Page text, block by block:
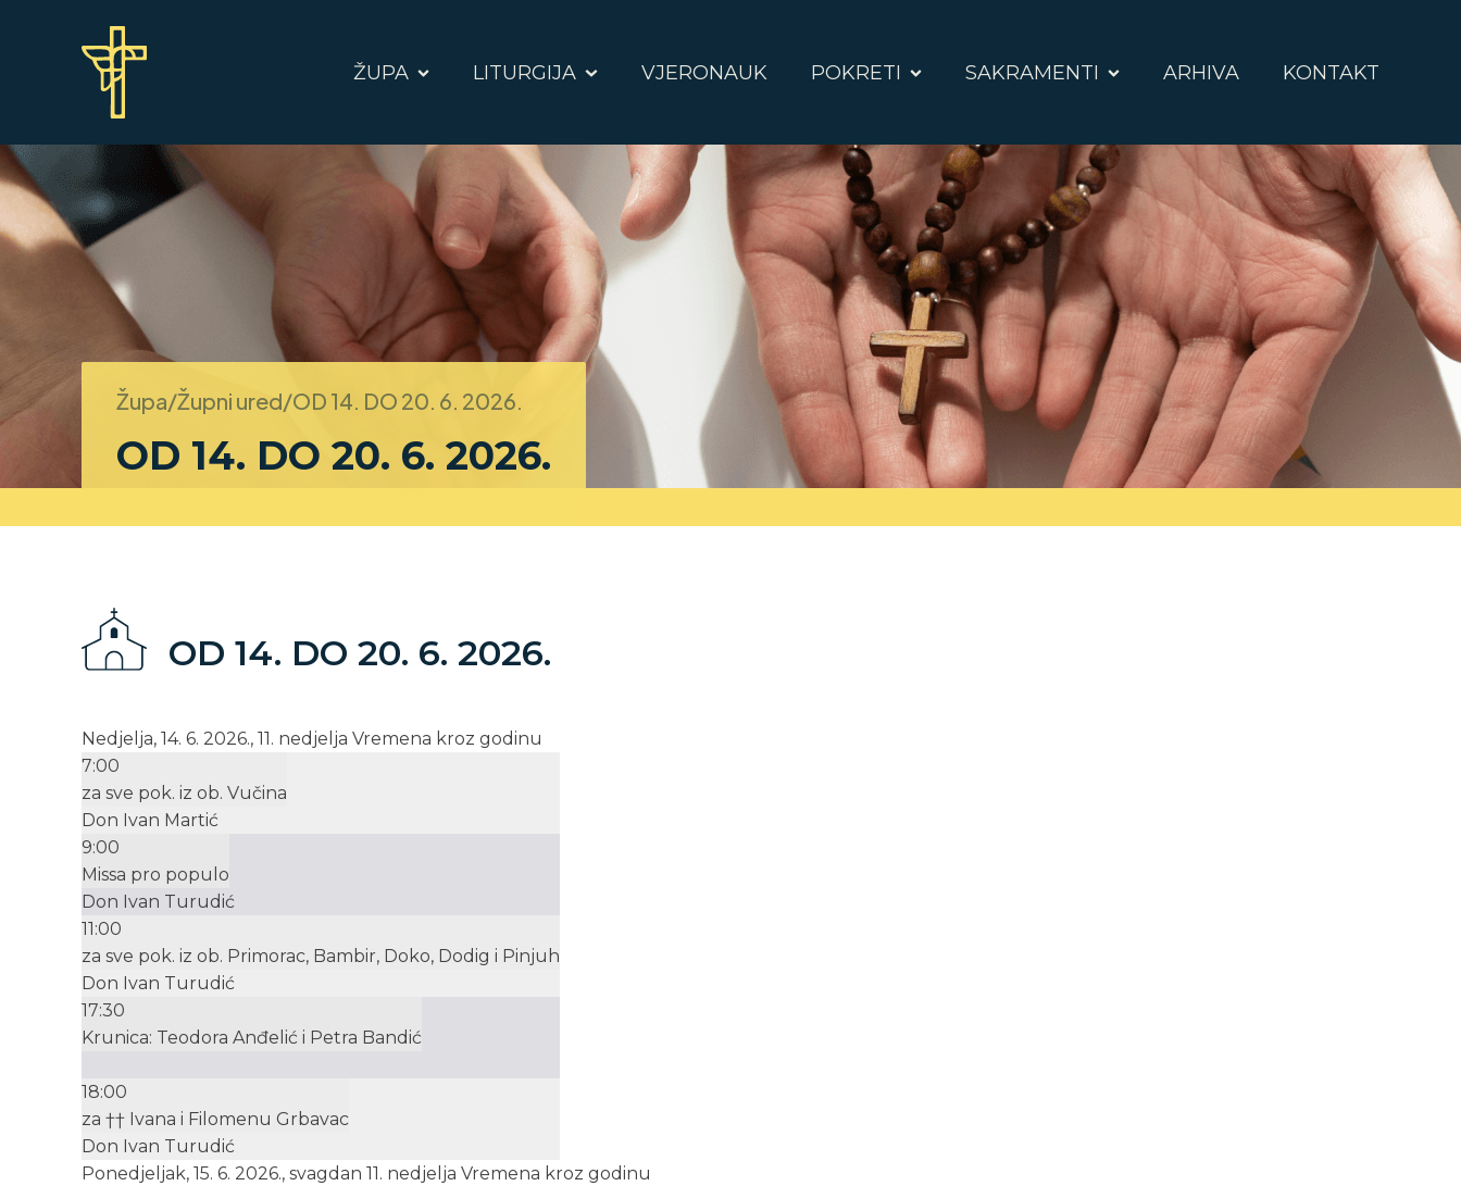
ŽUPA LITURGIJA VJERONAUK POKRETI SAKRAMENTI ARHIVA KONTAKT
Župa/Župni ured/OD 14. DO 20. 6. 2026.
OD 14. DO 20. 6. 2026.
OD 14. DO 20. 6. 2026.
Nedjelja, 14. 6. 2026., 11. nedjelja Vremena kroz godinu
7:00
za sve pok. iz ob. Vučina
Don Ivan Martić
9:00
Missa pro populo
Don Ivan Turudić
11:00
za sve pok. iz ob. Primorac, Bambir, Doko, Dodig i Pinjuh
Don Ivan Turudić
17:30
Krunica: Teodora Anđelić i Petra Bandić
18:00
za †† Ivana i Filomenu Grbavac
Don Ivan Turudić
Ponedjeljak, 15. 6. 2026., svagdan 11. nedjelja Vremena kroz godinu